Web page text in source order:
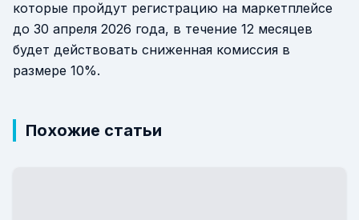
которые пройдут регистрацию на маркетплейсе
до 30 апреля 2026 года, в течение 12 месяцев
будет действовать сниженная комиссия в
размере 10%.
Похожие статьи